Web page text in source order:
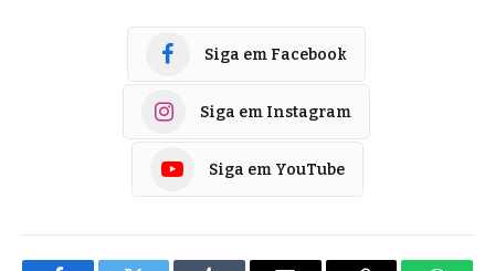
Siga em Facebook
Siga em Instagram
Siga em YouTube